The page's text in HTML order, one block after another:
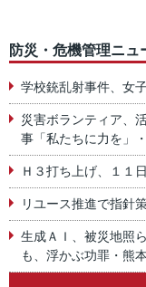
防災・危機管理ニュ
学校銃乱射事件、女
災害ボランティア、
事「私たちに力を」
Ｈ３打ち上げ、１１
リユース推進で指針
生成ＡＩ、被災地照
も、浮かぶ功罪・熊本